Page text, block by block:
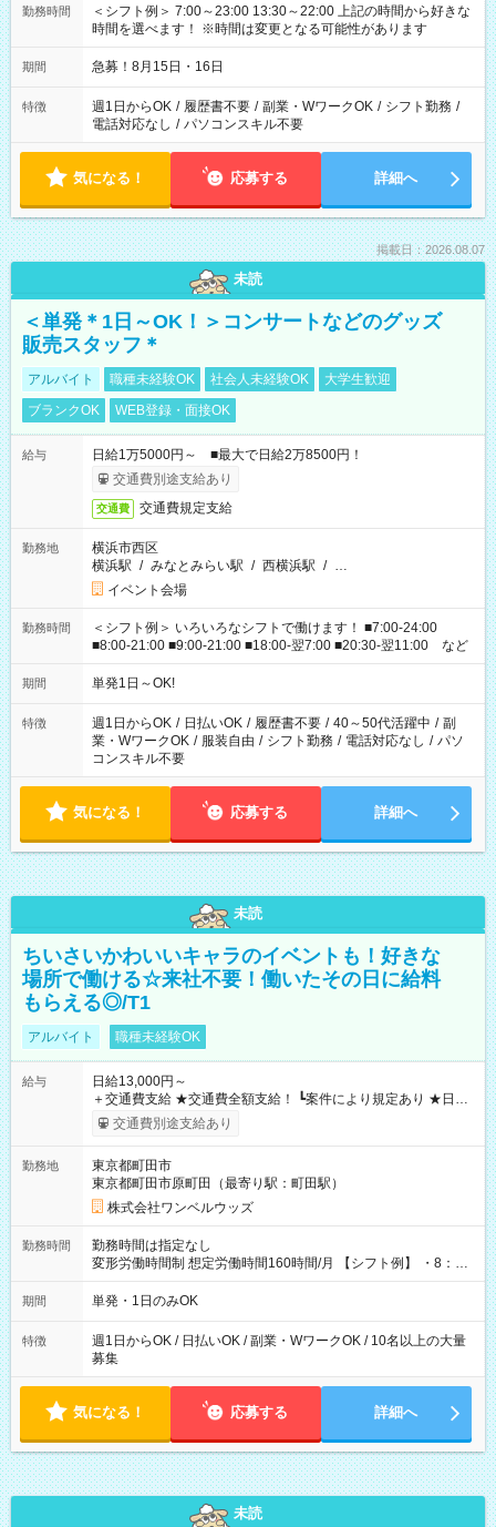
勤務時間
＜シフト例＞ 7:00～23:00 13:30～22:00 上記の時間から好きな
時間を選べます！ ※時間は変更となる可能性があります
期間 急募！8月15日・16日
特徴 週1日からOK / 履歴書不要 / 副業・WワークOK / シフト勤務 /
電話対応なし / パソコンスキル不要
気になる！ 応募する 詳細へ
掲載日：2026.08.07
未読
＜単発＊1日～OK！＞コンサートなどのグッズ
販売スタッフ＊
アルバイト 職種未経験OK 社会人未経験OK
大学生歓迎
ブランクOK
WEB登録・面接OK
給与
日給1万5000円～ ■最大で日給2万8500円！
交通費別途支給あり
交通費 交通費規定支給
勤務地
横浜市西区
横浜駅 / みなとみらい駅 / 西横浜駅 / …
イベント会場
勤務時間
＜シフト例＞ いろいろなシフトで働けます！ ■7:00-24:00
■8:00-21:00 ■9:00-21:00 ■18:00-翌7:00 ■20:30-翌11:00 など
期間 単発1日～OK!
特徴 週1日からOK / 日払いOK / 履歴書不要 / 40～50代活躍中 / 副
業・WワークOK / 服装自由 / シフト勤務 / 電話対応なし / パソ
コンスキル不要
気になる！ 応募する 詳細へ
未読
ちいさいかわいいキャラのイベントも！好きな
場所で働ける☆来社不要！働いたその日に給料
もらえる◎/T1
アルバイト 職種未経験OK
給与
日給13,000円～
＋交通費支給 ★交通費全額支給！ ┗案件により規定あり ★日払
いOK！（規定あり） ┗働いたその日に現金GET♪ お仕事後はコ
ンビニATMから 日払い分を引き落とせます！ 【試用期間】試
交通費別途支給あり
勤務地
東京都町田市
東京都町田市原町田（最寄り駅：町田駅）
株式会社ワンベルウッズ
勤務時間
勤務時間は指定なし
変形労働時間制 想定労働時間160時間/月 【シフト例】 ・8：00
～21：00
期間 単発・1日のみOK
特徴
週1日からOK / 日払いOK / 副業・WワークOK / 10名以上の大量
募集
気になる！ 応募する 詳細へ
未読